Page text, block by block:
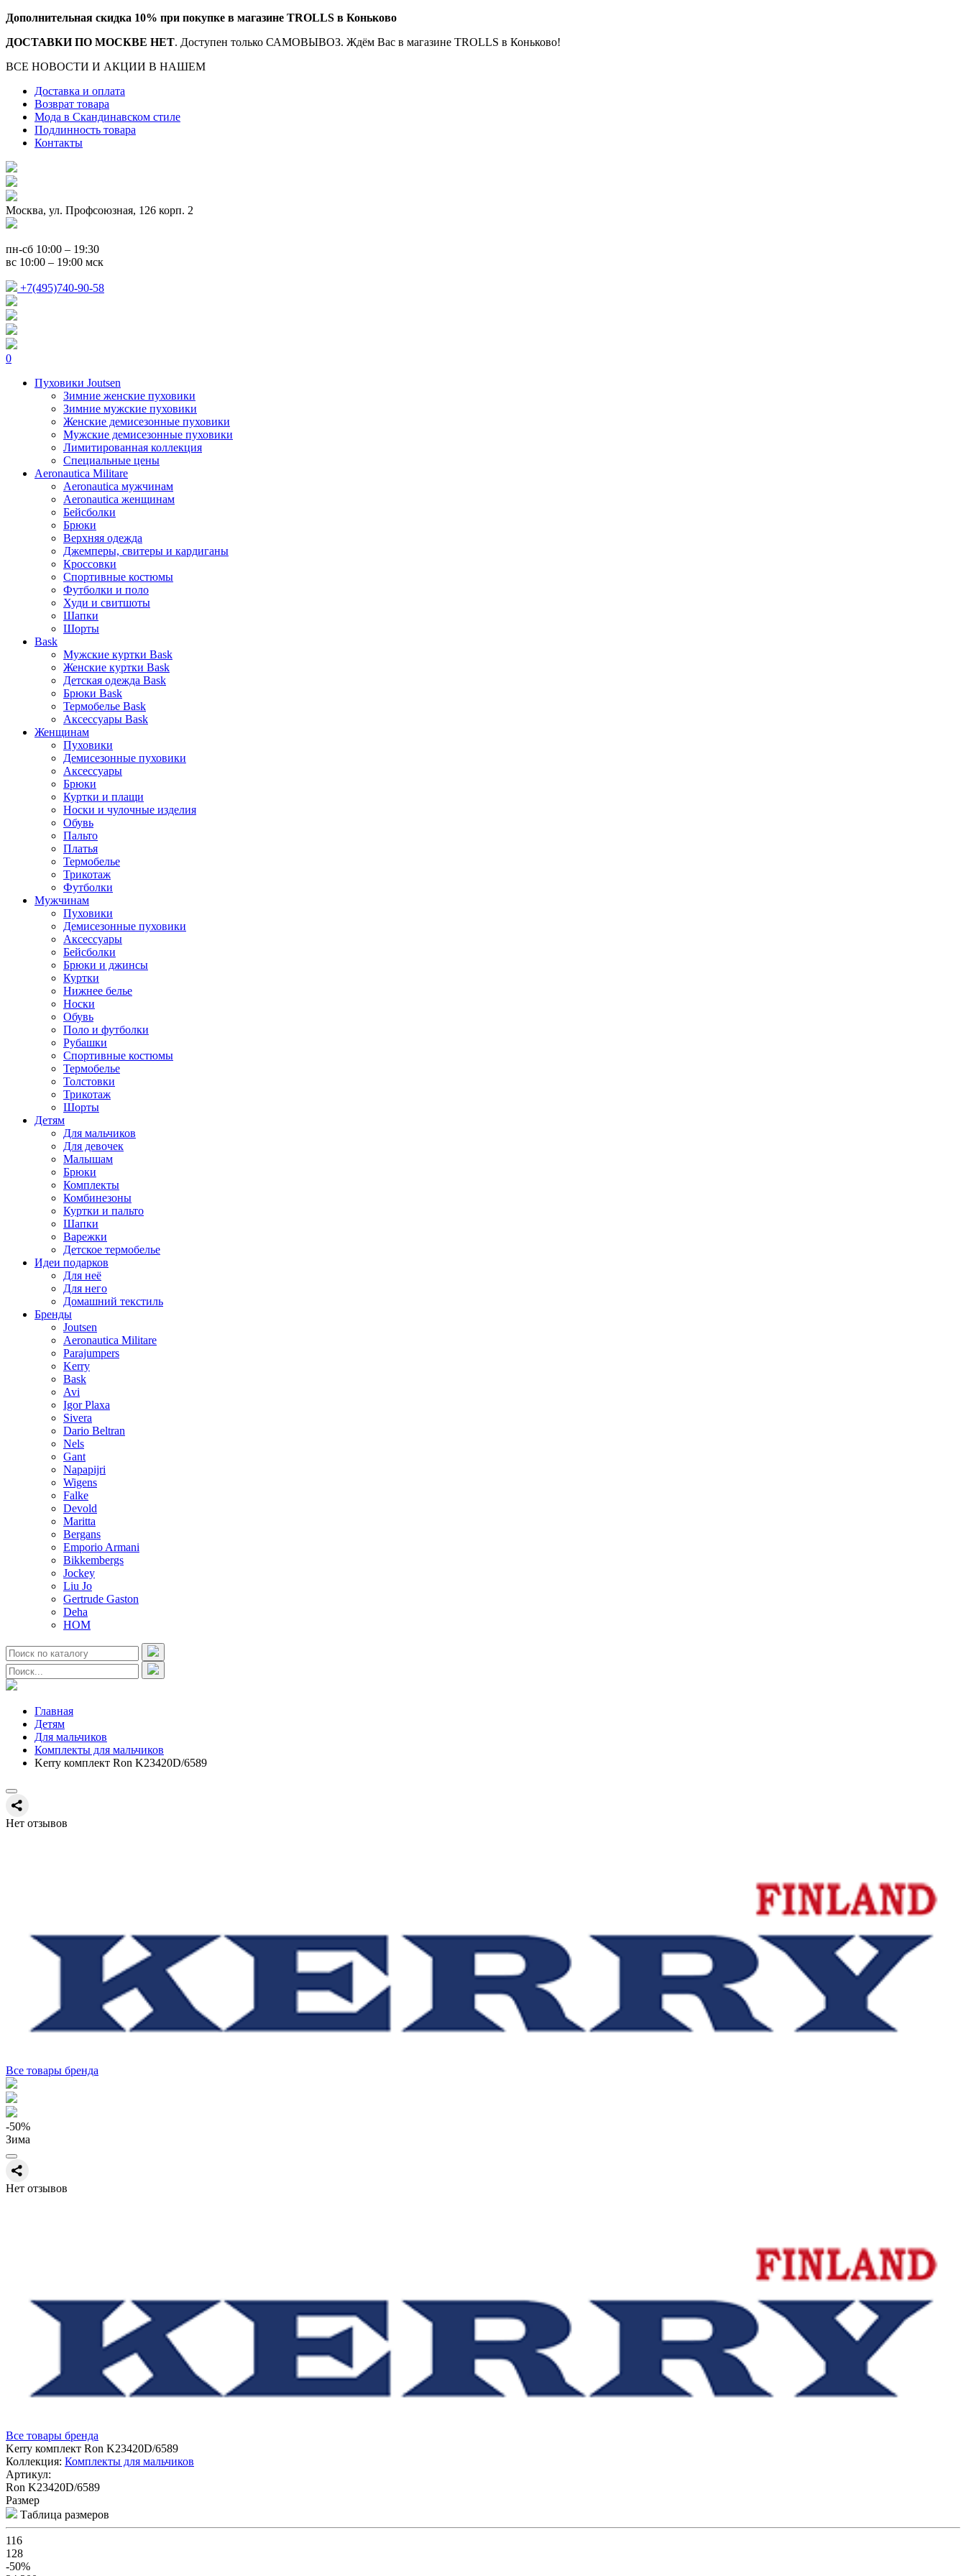
Дополнительная скидка 10% при покупке в магазине TROLLS в Коньково
ДОСТАВКИ ПО МОСКВЕ НЕТ. Доступен только САМОВЫВОЗ. Ждём Вас в магазине TROLLS в Коньково!
ВСЕ НОВОСТИ И АКЦИИ В НАШЕМ
Доставка и оплата
Возврат товара
Мода в Скандинавском стиле
Подлинность товара
Контакты
Москва, ул. Профсоюзная, 126 корп. 2
пн-сб 10:00 – 19:30
вс 10:00 – 19:00 мск
+7(495)740-90-58
0
Пуховики Joutsen
Зимние женские пуховики
Зимние мужские пуховики
Женские демисезонные пуховики
Мужские демисезонные пуховики
Лимитированная коллекция
Специальные цены
Aeronautica Militare
Aeronautica мужчинам
Aeronautica женщинам
Бейсболки
Брюки
Верхняя одежда
Джемперы, свитеры и кардиганы
Кроссовки
Спортивные костюмы
Футболки и поло
Худи и свитшоты
Шапки
Шорты
Bask
Мужские куртки Bask
Женские куртки Bask
Детская одежда Bask
Брюки Bask
Термобелье Bask
Аксессуары Bask
Женщинам
Пуховики
Демисезонные пуховики
Аксессуары
Брюки
Куртки и плащи
Носки и чулочные изделия
Обувь
Пальто
Платья
Термобелье
Трикотаж
Футболки
Мужчинам
Пуховики
Демисезонные пуховики
Аксессуары
Бейсболки
Брюки и джинсы
Куртки
Нижнее белье
Носки
Обувь
Поло и футболки
Рубашки
Спортивные костюмы
Термобелье
Толстовки
Трикотаж
Шорты
Детям
Для мальчиков
Для девочек
Малышам
Брюки
Комплекты
Комбинезоны
Куртки и пальто
Шапки
Варежки
Детское термобелье
Идеи подарков
Для неё
Для него
Домашний текстиль
Бренды
Joutsen
Aeronautica Militare
Parajumpers
Kerry
Bask
Avi
Igor Plaxa
Sivera
Dario Beltran
Nels
Gant
Napapijri
Wigens
Falke
Devold
Maritta
Bergans
Emporio Armani
Bikkembergs
Jockey
Liu Jo
Gertrude Gaston
Deha
HOM
Главная
Детям
Для мальчиков
Комплекты для мальчиков
Kerry комплект Ron K23420D/6589
Нет отзывов
Все товары бренда
-50%
Зима
Нет отзывов
Все товары бренда
Kerry комплект Ron K23420D/6589
Коллекция: Комплекты для мальчиков
Артикул:
Ron K23420D/6589
Размер
Таблица размеров
116
128
-50%